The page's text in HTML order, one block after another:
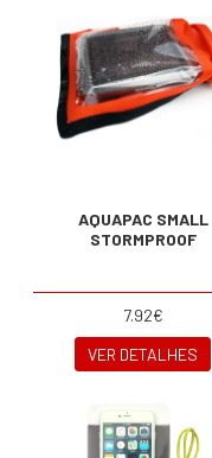
AQUAPAC SMALL
STORMPROOF
7.92€
VER DETALHES